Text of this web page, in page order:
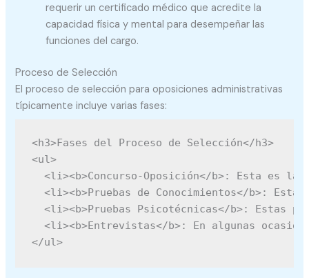
requerir un certificado médico que acredite la
capacidad física y mental para desempeñar las
funciones del cargo.
Proceso de Selección
El proceso de selección para oposiciones administrativas
típicamente incluye varias fases:
<h3>Fases del Proceso de Selección</h3>
<ul>
<li><b>Concurso-Oposición</b>: Esta es la
<li><b>Pruebas de Conocimientos</b>:
<li><b>Pruebas Psicotécnicas</b>: Estas
<li><b>Entrevistas</b>: En algunas
</ul>